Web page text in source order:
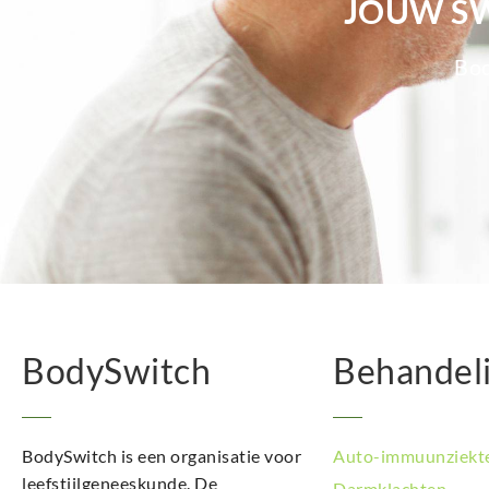
JOUW
BodySwitch
BodySwitch is een organisatie voor